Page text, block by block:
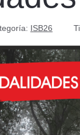
ISB26